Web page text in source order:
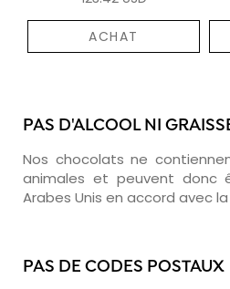
ACHAT
PAS D'ALCOOL NI
Nos chocolats ne
animales et peuvent donc
Arabes Unis en accord avec
PAS DE CODES POSTAUX